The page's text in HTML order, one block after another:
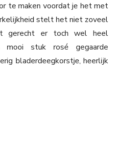
te maken voordat je het met
stelt het niet zoveel
gerecht er toch wel heel
stuk rosé gegaarde
bladerdeegkorstje, heerlijk